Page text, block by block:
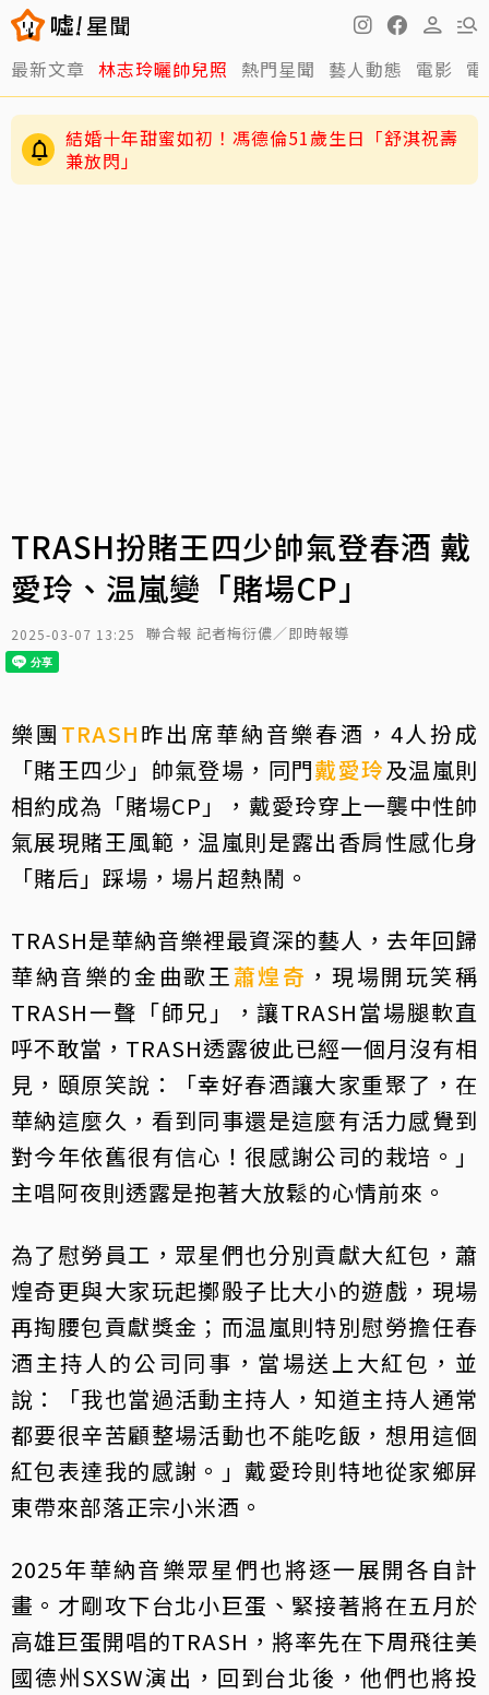
最新文章 林志玲曬帥兒照 熱門星聞 藝人動態 電影
結婚十年甜蜜如初！馮德倫51歲生日「舒淇祝壽
兼放閃」
TRASH扮賭王四少帥氣登春酒 戴
愛玲、温嵐變「賭場CP」
2025-03-07 13:25 聯合報 記者梅衍儂／即時報導
樂團 TRASH昨出席華納音樂春酒，4人扮成
「賭王四少」帥氣登場，同門戴愛玲及温嵐則
相約成為「賭場CP」，戴愛玲穿上一襲中性帥
氣展現賭王風範，温嵐則是露出香肩性感化身
「賭后」踩場，場片超熱鬧。
TRASH是華納音樂裡最資深的藝人，去年回歸
華納音樂的金曲歌王蕭煌奇 ，現場開玩笑稱
TRASH一聲「師兄」，讓TRASH當場腿軟直
呼不敢當，TRASH透露彼此已經一個月沒有相
見，頤原笑說：「幸好春酒讓大家重聚了，在
華納這麼久，看到同事還是這麼有活力感覺到
對今年依舊很有信心！很感謝公司的栽培。」
主唱阿夜則透露是抱著大放鬆的心情前來。
為了慰勞員工，眾星們也分別貢獻大紅包，蕭
煌奇更與大家玩起擲骰子比大小的遊戲，現場
再掏腰包貢獻獎金；而温嵐則特別慰勞擔任春
酒主持人的公司同事，當場送上大紅包，並
說：「我也當過活動主持人，知道主持人通常
都要很辛苦顧整場活動也不能吃飯，想用這個
紅包表達我的感謝。」戴愛玲則特地從家鄉屏
東帶來部落正宗小米酒。
2025年華納音樂眾星們也將逐一展開各自計
畫。才剛攻下台北小巨蛋、緊接著將在五月於
高雄巨蛋開唱的TRASH，將率先在下周飛往美
國德州SXSW演出，回到台北後，他們也將投